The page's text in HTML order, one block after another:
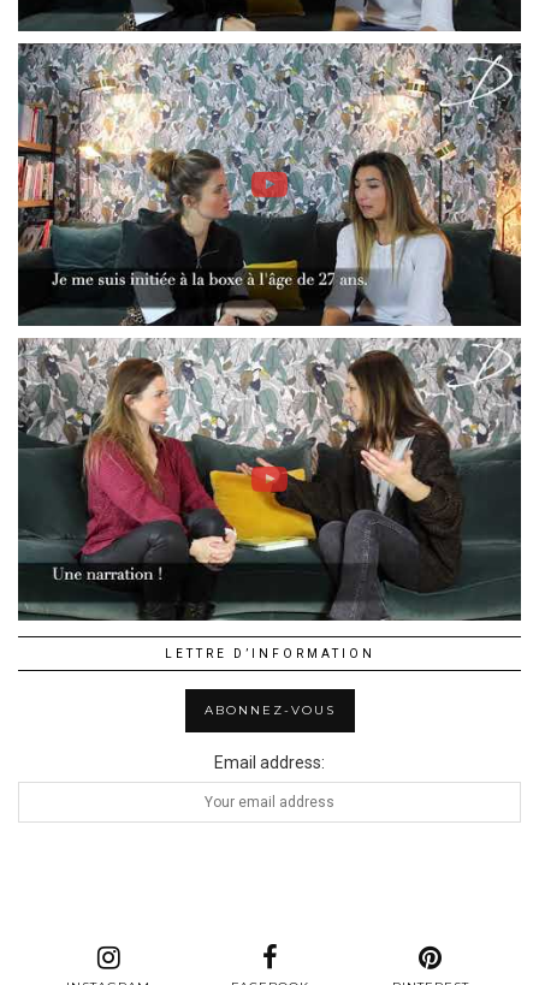
LETTRE D’INFORMATION
Email address: